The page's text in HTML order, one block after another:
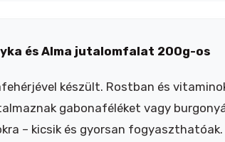
és Alma jutalomfalat 200g-os
készült. Rostban és
gabonaféléket vagy
– kicsik és gyorsan fogyaszthatóak.